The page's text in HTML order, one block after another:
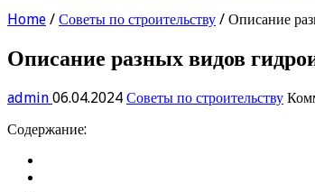
Home / Советы по строительству / Описание
Описание разных видов
admin 06.04.2024 Советы по строительству
Содержание: